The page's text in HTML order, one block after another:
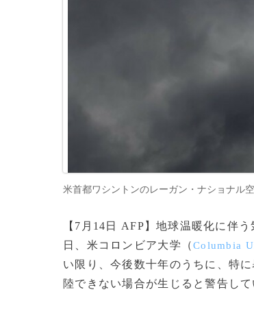
米首都ワシントンのレーガン・ナショナル
【7月14日 AFP】地球温暖化に伴
日、米コロンビア大学（Columbia
い限り、今後数十年のうちに、特
陸できない場合が生じると警告して